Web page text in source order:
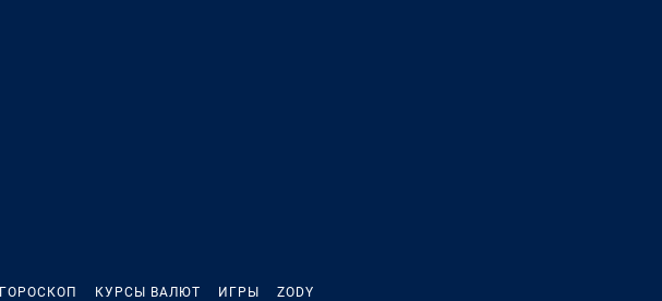
ГОРОСКОП КУРСЫ ВАЛЮТ ИГРЫ ZODY